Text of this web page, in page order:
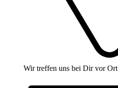
Wir treffen uns bei Dir vor Ort